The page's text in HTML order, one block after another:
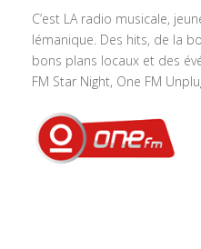
C’est LA radio musicale,
lémanique. Des hits, de la
bons plans locaux et des
FM Star Night, One FM